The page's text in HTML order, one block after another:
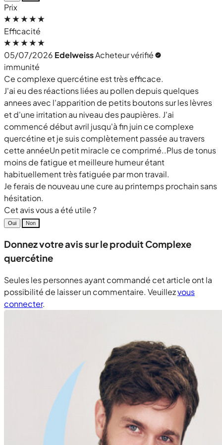
Prix
Efficacité
05/07/2026 EdelweissAcheteur vérifié
immunité
Ce complexe quercétine est très efficace.
J'ai eu des réactions liées au pollen depuis quelques
annees avec l'apparition de petits boutons sur les lèvres
et d'une irritation au niveau des paupières. J'ai
commencé début avril jusqu'à fin juin ce complexe
quercétine et je suis complètement passée au travers
cette annéeUn petit miracle ce comprimé..Plus de tonus
moins de fatigue et meilleure humeur étant
habituellement très fatiguée par mon travail.
Je ferais de nouveau une cure au printemps prochain sans
hésitation.
Cet avis vous a été utile ?
Oui Non
Donnez votre avis sur le produit Complexe
quercétine
Seules les personnes ayant commandé cet article ont la
possibilité de laisser un commentaire. Veuillezvous
connecter.